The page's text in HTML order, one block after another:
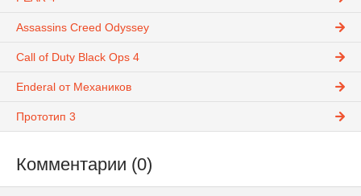
Assassins Creed Odyssey
Call of Duty Black Ops 4
Enderal от Механиков
Прототип 3
Комментарии (0)